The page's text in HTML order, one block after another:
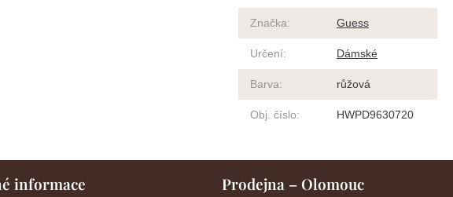
Značka: Guess
Určení: Dámské
Barva: růžová
Obj. číslo: HWPD9630720
informace Prodejna – Olomouc